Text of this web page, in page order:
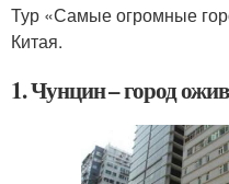
Тур «Самые огромные
Китая.
1. Чунцин – город